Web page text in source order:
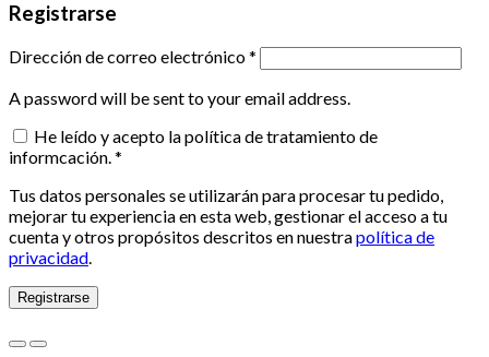
Registrarse
Dirección de correo electrónico*
A password will be sent to your email address.
He leído y acepto la política de tratamiento de
informcación.*
Tus datos personales se utilizarán para procesar tu pedido,
mejorar tu experiencia en esta web, gestionar el acceso a tu
cuenta y otros propósitos descritos en nuestrapolítica de
privacidad.
Registrarse